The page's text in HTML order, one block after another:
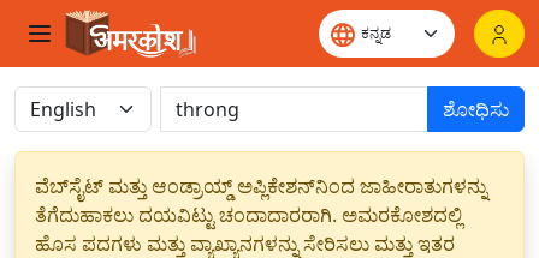
ಶೋಧಿಸು
ವೆಬ್‌ಸೈಟ್ ಮತ್ತು ಆಂಡ್ರಾಯ್ಡ್ ಅಪ್ಲಿಕೇಶನ್‌ನಿಂದ ಜಾಹೀರಾತುಗಳನ್ನು
ತೆಗೆದುಹಾಕಲು ದಯವಿಟ್ಟು ಚಂದಾದಾರರಾಗಿ. ಅಮರಕೋಶದಲ್ಲಿ
ಹೊಸ ಪದಗಳು ಮತ್ತು ವ್ಯಾಖ್ಯಾನಗಳನ್ನು ಸೇರಿಸಲು ಮತ್ತು ಇತರ